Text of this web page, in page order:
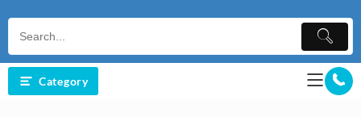
Category